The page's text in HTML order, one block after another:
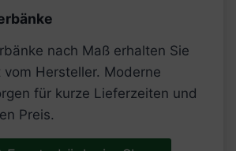
nach Maß erhalten Sie
Hersteller. Moderne
für kurze Lieferzeiten und
Preis.